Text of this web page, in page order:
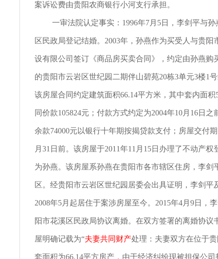
案诉讼费由贵阳农商银行小河支行承担。
一审法院认定事实：1996年7月5日，李剑平与
区民政局登记结婚。2003年，孙燕作为买受人与贵阳
设有限公司签订《商品房买卖合同》，约定由孙燕购
的贵阳市云岩区世纪园二期伴山碧苑20栋3单元3楼1
该房屋合同约定建筑面积66.14平方米，其中套内面积
同价款105824元；付款方式约定为2004年10月16日之
余款74000元以银行十年期按揭贷款支付；房屋交付
月31日前。该房屋于2011年11月15日办理了不动产权
为孙燕。该房屋系孙燕在贵阳市各市辖区住房，李剑
区。经贵阳市云岩区世纪园居委会出具证明，李剑平
2008年5月起居住于案涉房屋至今。2015年4月9日，
阳市花溪区民政局协议离婚。在双方签署的离婚协议
屋明确记载为“夫妻共同财产处理：夫妻双方在位于
套面积为66.14平方房产，由于经济纠纷现被担保公